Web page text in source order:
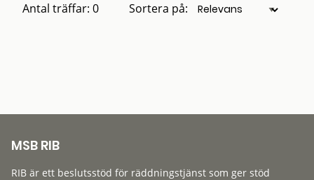
Antal träffar: 0 Sortera på:
MSB RIB
RIB är ett beslutsstöd för räddningstjänst som ger stöd